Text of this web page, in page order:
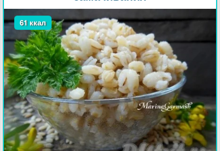
61 ккал